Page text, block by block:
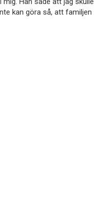
kan göra så, att familjen